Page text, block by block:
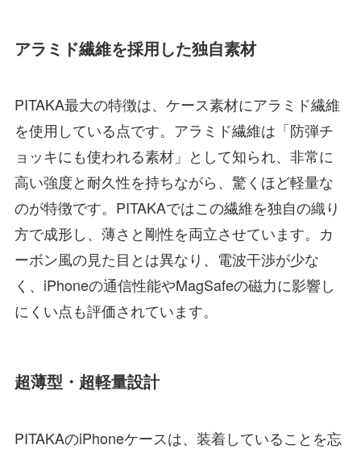
アラミド繊維を採用した独自素材
PITAKA最大の特徴は、ケース素材にアラミド繊維
を使用している点です。アラミド繊維は「防弾チ
ョッキにも使われる素材」として知られ、非常に
高い強度と耐久性を持ちながら、驚くほど軽量な
のが特徴です。PITAKAではこの繊維を独自の織り
方で成形し、薄さと剛性を両立させています。カ
ーボン風の見た目とは異なり、電波干渉が少な
く、iPhoneの通信性能やMagSafeの磁力に影響し
にくい点も評価されています。
超薄型・超軽量設計
PITAKAのiPhoneケースは、装着していることを忘